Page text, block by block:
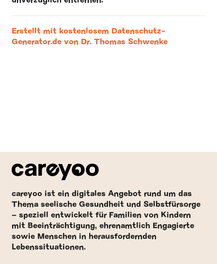
Erstellt mit kostenlosem Datenschutz-
Generator.de von Dr. Thomas Schwenke
careyoo ist ein digitales Angebot rund um das
Thema seelische Gesundheit und Selbstfürsorge
– speziell entwickelt für Familien von Kindern
mit Beeinträchtigung, ehrenamtlich Engagierte
sowie Menschen in herausfordernden
Lebenssituationen.